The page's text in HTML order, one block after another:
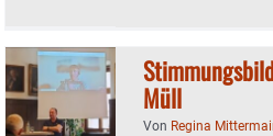
Müll
Von Regina